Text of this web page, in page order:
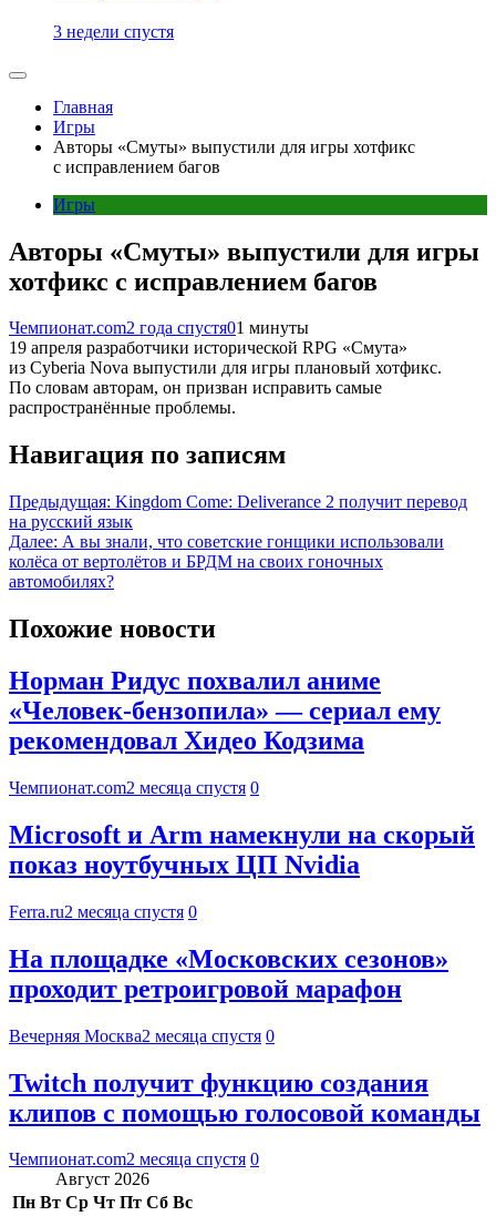
3 недели спустя
Главная
Игры
Авторы «Смуты» выпустили для игры хотфикс
с исправлением багов
Игры
Авторы «Смуты» выпустили для игры
хотфикс с исправлением багов
Чемпионат.com2 года спустя01 минуты
19 апреля разработчики исторической RPG «Смута»
из Cyberia Nova выпустили для игры плановый хотфикс.
По словам авторам, он призван исправить самые
распространённые проблемы.
Навигация по записям
Предыдущая: Kingdom Come: Deliverance 2 получит перевод
на русский язык
Далее: А вы знали, что советские гонщики использовали
колёса от вертолётов и БРДМ на своих гоночных
автомобилях?
Похожие новости
Норман Ридус похвалил аниме
«Человек-бензопила» — сериал ему
рекомендовал Хидео Кодзима
Чемпионат.com2 месяца спустя 0
Microsoft и Arm намекнули на скорый
показ ноутбучных ЦП Nvidia
Ferra.ru2 месяца спустя 0
На площадке «Московских сезонов»
проходит ретроигровой марафон
Вечерняя Москва2 месяца спустя 0
Twitch получит функцию создания
клипов с помощью голосовой команды
Чемпионат.com2 месяца спустя 0
Август 2026
Пн Вт Ср Чт Пт Сб Вс